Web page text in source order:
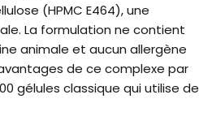
(HPMC E464), une
La formulation ne contient
animale et aucun allergène
de ce complexe par
gélules classique qui utilise de